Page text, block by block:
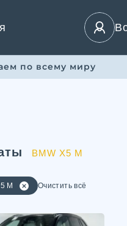
по всему миру
BMW X5 M
M Очистить всё